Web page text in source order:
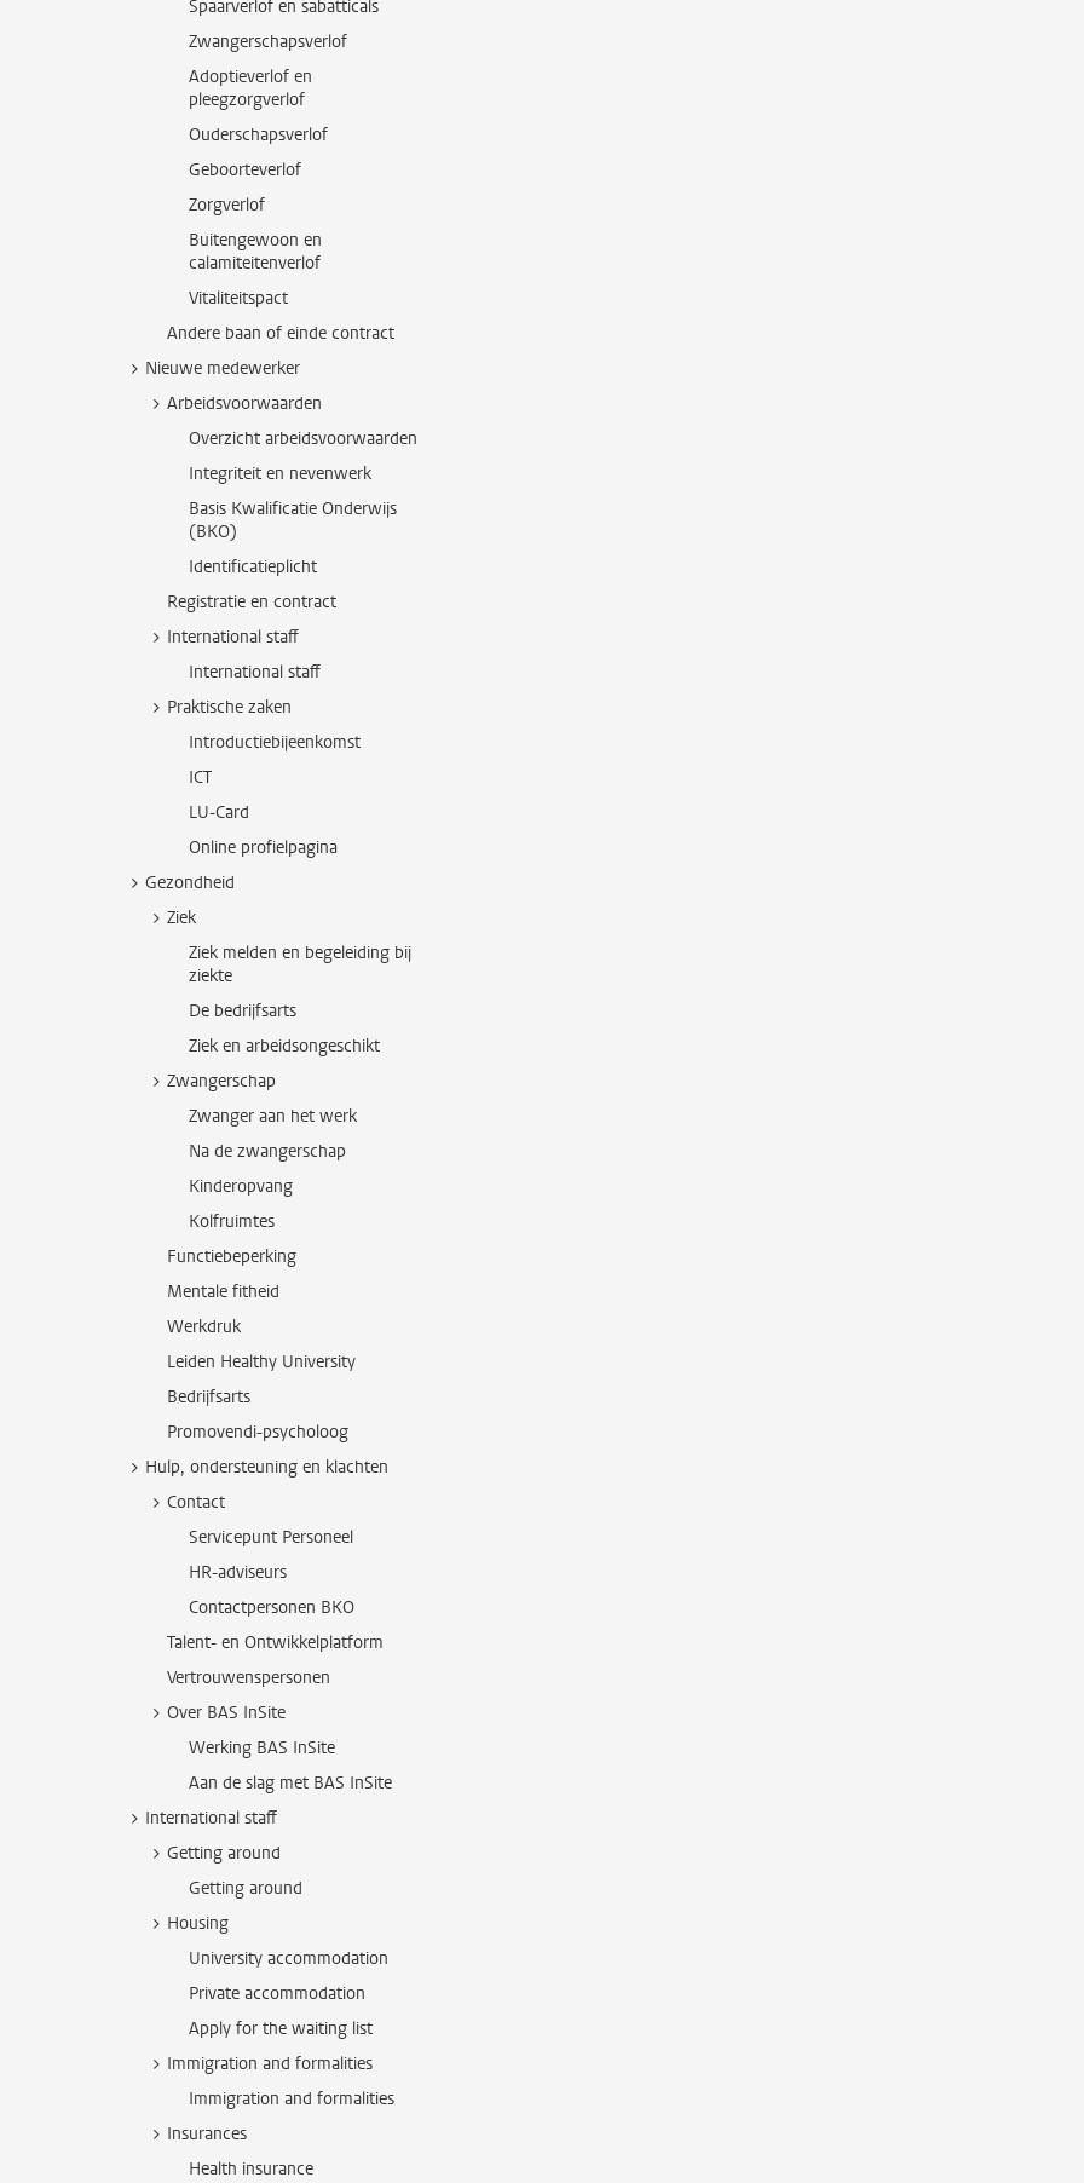
Spaarverlof en sabatticals
Zwangerschapsverlof
Adoptieverlof en
pleegzorgverlof
Ouderschapsverlof
Geboorteverlof
Zorgverlof
Buitengewoon en
calamiteitenverlof
Vitaliteitspact
Andere baan of einde contract
Nieuwe medewerker
Arbeidsvoorwaarden
Overzicht arbeidsvoorwaarden
Integriteit en nevenwerk
Basis Kwalificatie Onderwijs
(BKO)
Identificatieplicht
Registratie en contract
International staff
International staff
Praktische zaken
Introductiebijeenkomst
ICT
LU-Card
Online profielpagina
Gezondheid
Ziek
Ziek melden en begeleiding bij
ziekte
De bedrijfsarts
Ziek en arbeidsongeschikt
Zwangerschap
Zwanger aan het werk
Na de zwangerschap
Kinderopvang
Kolfruimtes
Functiebeperking
Mentale fitheid
Werkdruk
Leiden Healthy University
Bedrijfsarts
Promovendi-psycholoog
Hulp, ondersteuning en klachten
Contact
Servicepunt Personeel
HR-adviseurs
Contactpersonen BKO
Talent- en Ontwikkelplatform
Vertrouwenspersonen
Over BAS InSite
Werking BAS InSite
Aan de slag met BAS InSite
International staff
Getting around
Getting around
Housing
University accommodation
Private accommodation
Apply for the waiting list
Immigration and formalities
Immigration and formalities
Insurances
Health insurance